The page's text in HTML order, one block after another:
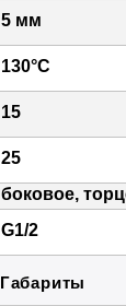
5 мм
130°C
15
25
боковое,
G1/2
Габариты